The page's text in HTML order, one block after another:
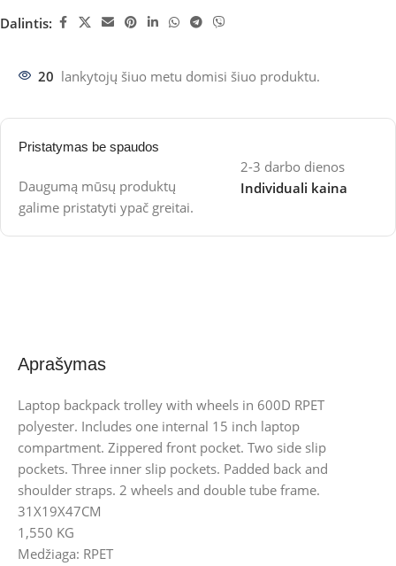
Dalintis:
20 lankytojų šiuo metu domisi šiuo produktu.
Pristatymas be spaudos
Daugumą mūsų produktų
galime pristatyti ypač greitai.
2-3 darbo dienos
Individuali kaina
Aprašymas
Laptop backpack trolley with wheels in 600D RPET
polyester. Includes one internal 15 inch laptop
compartment. Zippered front pocket. Two side slip
pockets. Three inner slip pockets. Padded back and
shoulder straps. 2 wheels and double tube frame.
31X19X47CM
1,550 KG
Medžiaga: RPET